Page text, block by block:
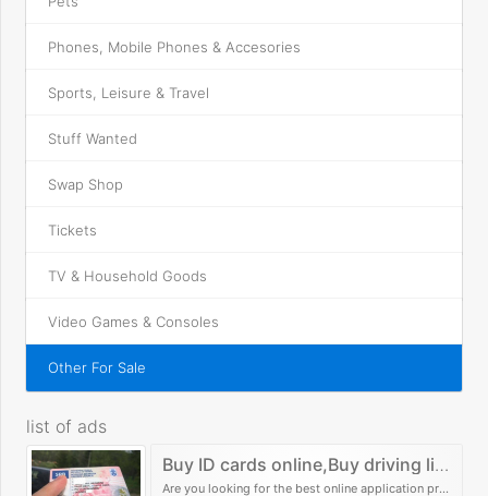
Phones, Mobile Phones & Accesories
Sports, Leisure & Travel
Stuff Wanted
Swap Shop
Tickets
TV & Household Goods
Video Games & Consoles
Other For Sale
list of ads
Buy ID cards online,Buy driving lic
ense,Buy drivers license
Are you looking for the best online application pro